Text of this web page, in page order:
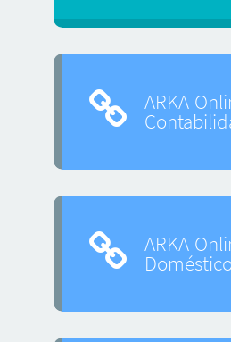
ARKA
ARKA
Doméstico